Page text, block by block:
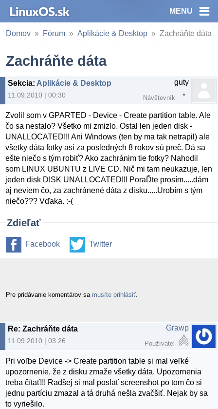
MENU
Domov Fórum Aplikácie & Desktop Zachráňte dáta
Zachráňte dáta
Sekcia: Aplikácie & Desktop
11.09.2010 | 00:30
guty
Návštevník
Zvolil som v GPARTED - Device - Create partition table. Ale
čo sa nestalo? Všetko mi zmizlo. Ostal len jeden disk -
UNALLOCATED!!! Ani Windows (ten by ma tak netrapil) ale
všetky dáta fotky asi za posledných 8 rokov sú preč. Dá sa
ešte niečo s tým robiť? Ako zachránim tie fotky? Nahodil
som LINUX UBUNTU z LIVE CD. Nič mi tam neukazuje, len
jeden disk DISK UNALLOCATED!!! PoraĎte prosím.....dám
aj neviem čo, za zachránené dáta z disku.....Urobím s tým
niečo??? Vďaka. :-(
Zdieľať
Facebook Twitter
Pre pridávanie komentárov sa musíte prihlásiť
Re: Zachráňte dáta
11.09.2010 | 03:26
Grawp
Používateľ
Pri voľbe Device -> Create partition table si mal veľké
upozornenie, že z disku zmaže všetky dáta. Upozornenia
treba čítať!!! Radšej si mal poslať screenshot po tom čo si
jednu partíciu zmazal a tá druhá nešla zvačšiť. Nejak by sa
to vyriešilo.